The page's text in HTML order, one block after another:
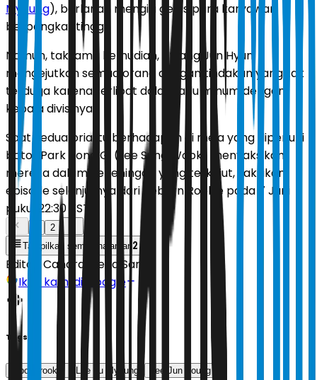
Myoung), berlarian mengisi gelas para karyawan
berpangkat tinggi.
Namun, tak lama kemudian, Hwang Jun Hyun
mengejutkan semua orang dengan tindakan yang tak
terduga karena terlibat dalam adu minum dengan
kepala divisinya.
Saat kedua pria itu berhadapan di meja yang dipenuhi
botol, Park Bong Gi (Lee Sung Wook) menyaksikan
mereka dalam keheningan yang terkejut, saksikan
episode selanjutnya dari Reborn Rookie pada 7 Juni
pukul 22:30 KST.
2
Tampilkan semua halaman 2
Editor: Candra Mega Sari
Ikuti kami di Google
Tags
reborn rookie Lee Ju Myoung Lee Jun Young